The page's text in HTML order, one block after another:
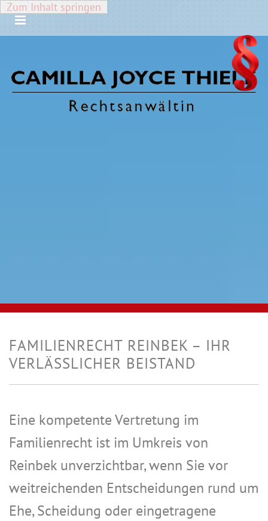
Zum Inhalt springen
FAMILIENRECHT REINBEK – IHR
VERLÄSSLICHER BEISTAND
Eine kompetente Vertretung im
Familienrecht ist im Umkreis von
Reinbek unverzichtbar, wenn Sie vor
weitreichenden Entscheidungen rund um
Ehe, Scheidung oder eingetragene